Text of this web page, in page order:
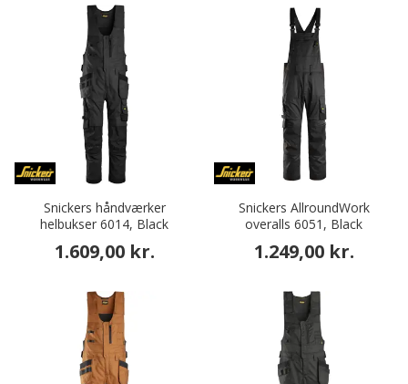
Snickers håndværker
helbukser 6014, Black
1.609,00 kr.
Snickers AllroundWork
overalls 6051, Black
1.249,00 kr.